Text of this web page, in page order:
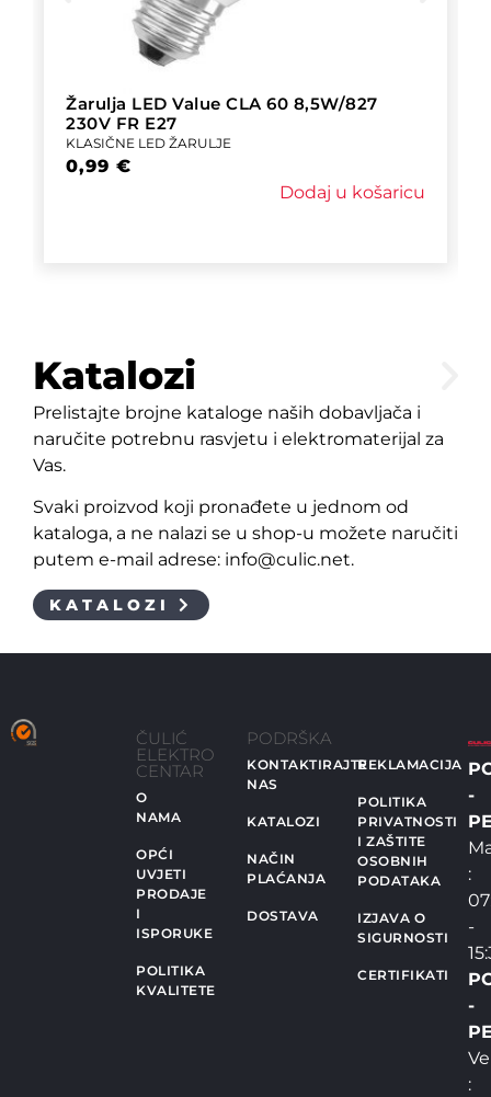
Žarulja LED Value CLA 60 8,5W/827
230V FR E27
KLASIČNE LED ŽARULJE
0,99 €
Dodaj u košaricu
Katalozi
Prelistajte brojne kataloge naših dobavljača i
naručite potrebnu rasvjetu i elektromaterijal za
Vas.
Svaki proizvod koji pronađete u jednom od
kataloga, a ne nalazi se u shop-u možete naručiti
putem e-mail adrese: info@culic.net.
KATALOZI
ČULIĆ
ELEKTRO
CENTAR
O
NAMA
OPĆI
UVJETI
PRODAJE
I
ISPORUKE
POLITIKA
KVALITETE
PODRŠKA
KONTAKTIRAJTE
NAS
KATALOZI
NAČIN
PLAĆANJA
DOSTAVA
REKLAMACIJA
POLITIKA
PRIVATNOSTI
I ZAŠTITE
OSOBNIH
PODATAKA
IZJAVA O
SIGURNOSTI
CERTIFIKATI
-
:
-
-
: